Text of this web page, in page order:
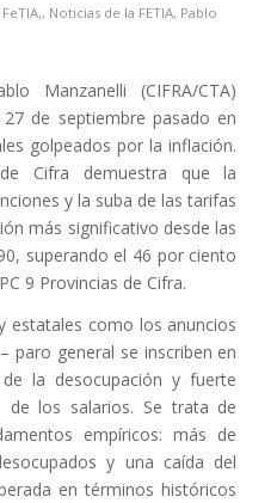
FeTIA,, Noticias de la FETIA, Pablo
Manzanelli (CIFRA/CTA)
de septiembre pasado en
golpeados por la inflación.
Cifra demuestra que la
y la suba de las tarifas
más significativo desde las
superando el 46 por ciento
9 Provincias de Cifra.
estatales como los anuncios
paro general se inscriben en
la desocupación y fuerte
de los salarios. Se trata de
empíricos: más de
y una caída del
en términos históricos